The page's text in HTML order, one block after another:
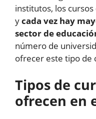
institutos, los
ycada vez hay
sector de
número de
ofrecer este tipo de
Tipos de
ofrecen en